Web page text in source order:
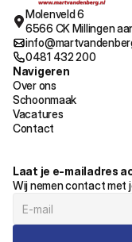
Molenveld 6
6566 CK Millingen
0481 432 200
Navigeren
Over ons
Schoonmaak
Vacatures
Contact
Laat je e-mailadres
Wij nemen contact met